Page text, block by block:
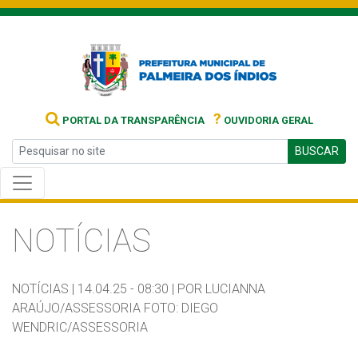
PORTAL DA TRANSPARÊNCIA ? OUVIDORIA GERAL
BUSCAR
NOTÍCIAS
NOTÍCIAS | 14.04.25 - 08:30 | POR LUCIANNA
ARAÚJO/ASSESSORIA FOTO: DIEGO
WENDRIC/ASSESSORIA